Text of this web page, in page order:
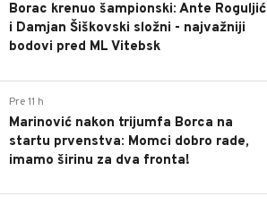
Borac krenuo šampionski: Ante Roguljić
i Damjan Šiškovski složni - najvažniji
bodovi pred ML Vitebsk
Pre 11 h
Marinović nakon trijumfa Borca na
startu prvenstva: Momci dobro rade,
imamo širinu za dva fronta!